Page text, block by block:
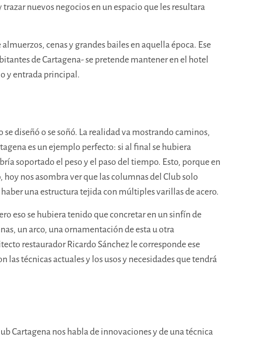
nuevos negocios en un espacio que les resultara
cenas y grandes bailes en aquella época. Ese
de Cartagena- se pretende mantener en el hotel
y entrada principal.
diseñó o se soñó. La realidad va mostrando caminos,
es un ejemplo perfecto: si al final se hubiera
soportado el peso y el paso del tiempo. Esto, porque en
nos asombra ver que las columnas del Club solo
una estructura tejida con múltiples varillas de acero.
eso se hubiera tenido que concretar en un sinfín de
un arco, una ornamentación de esta u otra
restaurador Ricardo Sánchez le corresponde ese
técnicas actuales y los usos y necesidades que tendrá
Cartagena nos habla de innovaciones y de una técnica